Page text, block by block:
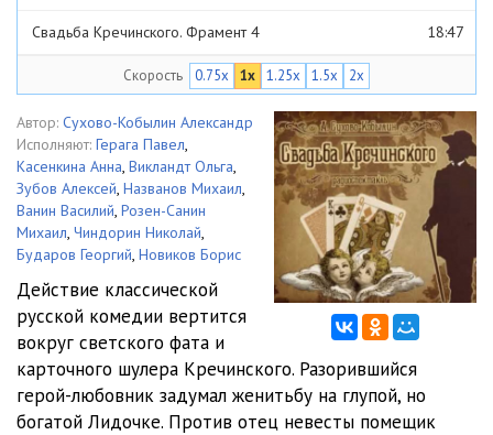
Свадьба Кречинского. Фрамент 4 18:47
Свадьба Кречинского. Фрамент 5
Свадьба Кречинского. Фрамент 6 11:01
Скорость 0.75x 1x 1.25x 1.5x 2x
Автор: Сухово-Кобылин Александр
Исполняют: Герага Павел,
Касенкина Анна, Викландт Ольга,
Зубов Алексей, Названов Михаил,
Ванин Василий, Розен-Санин
Михаил, Чиндорин Николай,
Бударов Георгий, Новиков Борис
Действие классической
русской комедии вертится
вокруг светского фата и
карточного шулера Кречинского. Разорившийся
герой-любовник задумал женитьбу на глупой, но
богатой Лидочке. Против отец невесты помещик